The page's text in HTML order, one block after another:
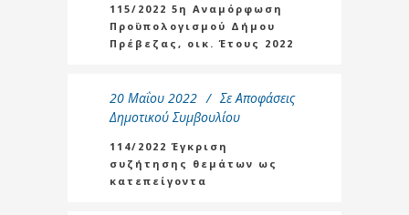
115/2022 5η Αναμόρφωση
Προϋπολογισμού Δήμου
Πρέβεζας, οικ. Έτους 2022
20 Μαΐου 2022 Σε Αποφάσεις
Δημοτικού Συμβουλίου
114/2022 Έγκριση
συζήτησης θεμάτων ως
κατεπείγοντα